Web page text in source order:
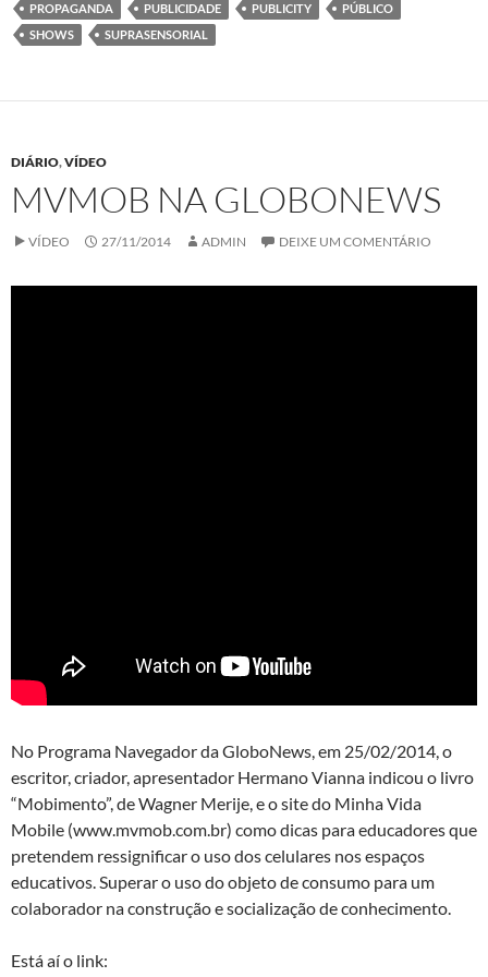
PROPAGANDA
PUBLICIDADE PUBLICITY
PÚBLICO
SHOWS
SUPRASENSORIAL
DIÁRIO,VÍDEO
MVMOB NA GLOBONEWS
VÍDEO 27/11/2014 ADMIN DEIXE UM COMENTÁRIO
No Programa Navegador da GloboNews, em 25/02/2014, o
escritor, criador, apresentador Hermano Vianna indicou o livro
“Mobimento”, de Wagner Merije, e o site do Minha Vida
Mobile (www.mvmob.com.br) como dicas para educadores que
pretendem ressignificar o uso dos celulares nos espaços
educativos. Superar o uso do objeto de consumo para um
colaborador na construção e socialização de conhecimento.
Está aí o link: